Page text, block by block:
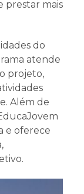
prestar mais
do
atende
projeto,
Além de
e oferece